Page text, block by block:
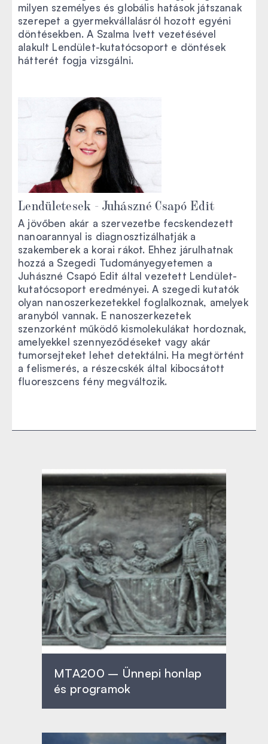
milyen személyes és globális hatások játszanak
szerepet a gyermekvállalásról hozott egyéni
döntésekben. A Szalma Ivett vezetésével
alakult Lendület-kutatócsoport e döntések
hátterét fogja vizsgálni.
Lendületesek - Juhászné Csapó Edit
A jövőben akár a szervezetbe fecskendezett
nanoarannyal is diagnosztizálhatják a
szakemberek a korai rákot. Ehhez járulhatnak
hozzá a Szegedi Tudományegyetemen a
Juhászné Csapó Edit által vezetett Lendület-
kutatócsoport eredményei. A szegedi kutatók
olyan nanoszerkezetekkel foglalkoznak, amelyek
aranyból vannak. E nanoszerkezetek
szenzorként működő kismolekulákat hordoznak,
amelyekkel szennyeződéseket vagy akár
tumorsejteket lehet detektálni. Ha megtörtént
a felismerés, a részecskék által kibocsátott
fluoreszcens fény megváltozik.
MTA200 – Ünnepi honlap
és programok